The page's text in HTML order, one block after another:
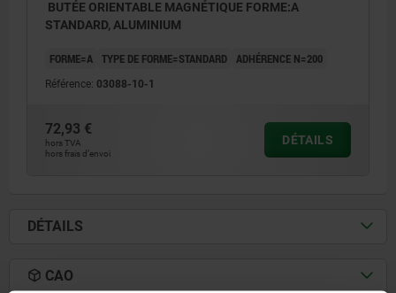
BUTÉE ORIENTABLE MAGNÉTIQUE FORME:A
STANDARD, ALUMINIUM
FORME=A TYPE DE FORME=STANDARD ADHÉRENCE N=200
Référence: 03088-10-1
72,93 €
hors TVA
hors frais d’envoi
DÉTAILS
DÉTAILS
CAO